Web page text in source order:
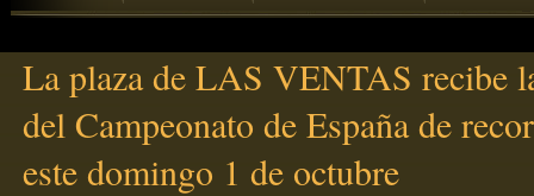
La plaza de LAS VENTAS recibe
del Campeonato de España de
este domingo 1 de octubre